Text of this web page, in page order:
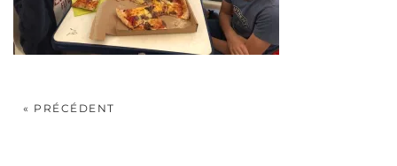
« PRÉCÉDENT